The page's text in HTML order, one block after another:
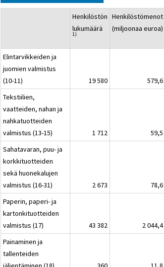
Henkilöstön
lukumäärä
1)
Henkilöstömenot
(miljoonaa euroa)
Elintarvikkeiden ja
juomien valmistus
(10-11)
19 580 579,6
Tekstiilien,
vaatteiden, nahan ja
nahkatuotteiden
valmistus (13-15)
1 712 59,5
Sahatavaran, puu- ja
korkkituotteiden
sekä huonekalujen
valmistus (16-31)
2 673 78,6
Paperin, paperi- ja
kartonkituotteiden
valmistus (17)
43 382 2 044,4
Painaminen ja
tallenteiden